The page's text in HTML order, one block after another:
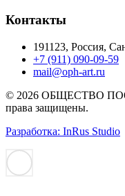
Контакты
191123, Россия,
+7 (911) 090-09-59
mail@oph-art.ru
© 2026 ОБЩЕСТВО
права защищены.
Разработка: InRus Studio